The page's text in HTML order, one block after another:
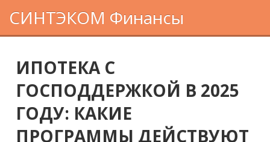
СИНТЭКОМ Финансы
ИПОТЕКА С
ГОСПОДДЕРЖКОЙ В 2025
ГОДУ: КАКИЕ
ПРОГРАММЫ ДЕЙСТВУЮТ